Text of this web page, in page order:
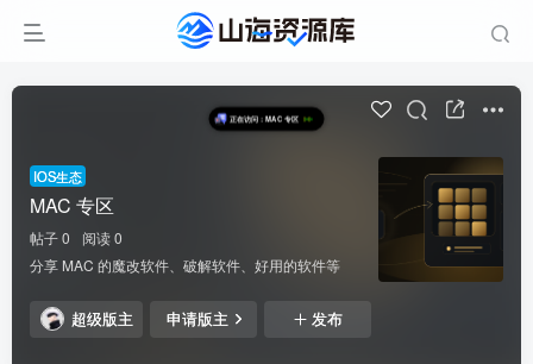
IOS生态
MAC 专区
帖子 0
阅读 0
分享 MAC 的魔改软件、破解软件、好用的软件等
超级版主 申请版主 发布